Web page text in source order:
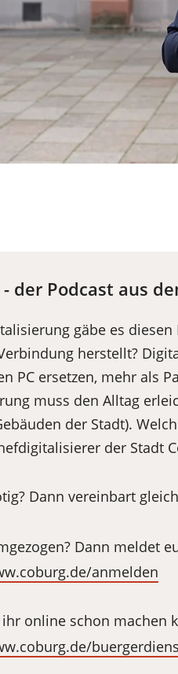
der Podcast aus
gäbe es
herstellt?
PC ersetzen, mehr als
muss den Alltag
der Stadt).
der Stadt
Dann vereinbart
Dann meldet
anmelden
ihr online schon machen